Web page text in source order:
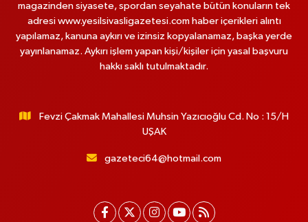
magazinden siyasete, spordan seyahate bütün konuların tek
adresi www.yesilsivasligazetesi.com haber içerikleri alıntı
yapılamaz, kanuna aykırı ve izinsiz kopyalanamaz, başka yerde
yayınlanamaz. Aykırı işlem yapan kişi/kişiler için yasal başvuru
hakkı saklı tutulmaktadır.
Fevzi Çakmak Mahallesi Muhsin Yazıcıoğlu Cd. No : 15/H
UŞAK
gazeteci64@hotmail.com